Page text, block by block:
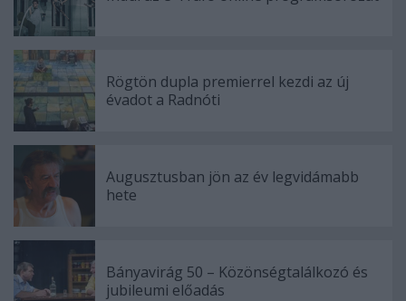
Rögtön dupla premierrel kezdi az új
évadot a Radnóti
Augusztusban jön az év legvidámabb
hete
Bányavirág 50 – Közönségtalálkozó és
jubileumi előadás